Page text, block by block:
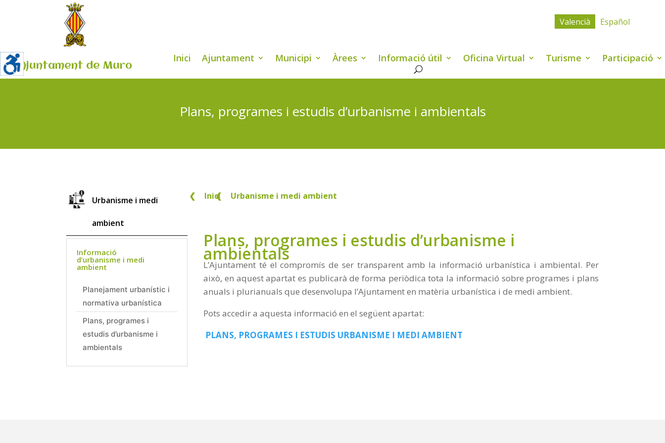
Ajuntament de Muro
Valencià Español
Inici Ajuntament Municipi Àrees Informació útil Oficina Virtual Turisme Participació
Plans, programes i estudis d’urbanisme i ambientals
Urbanisme i medi
ambient
❮ Inici
❮ Urbanisme i medi ambient
Plans, programes i estudis d’urbanisme i
ambientals
Informació
d’urbanisme i medi
ambient
Planejament urbanístic i
normativa urbanística
Plans, programes i
estudis d’urbanisme i
ambientals
L’Ajuntament té el compromís de ser transparent amb la informació urbanística i ambiental. Per
això, en aquest apartat es publicarà de forma periòdica tota la informació sobre programes i plans
anuals i plurianuals que desenvolupa l’Ajuntament en matèria urbanística i de medi ambient.
Pots accedir a aquesta informació en el següent apartat:
PLANS, PROGRAMES I ESTUDIS URBANISME I MEDI AMBIENT